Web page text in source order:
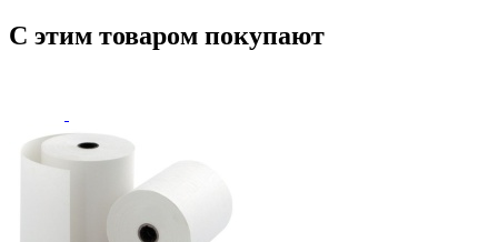
С этим товаром покупают